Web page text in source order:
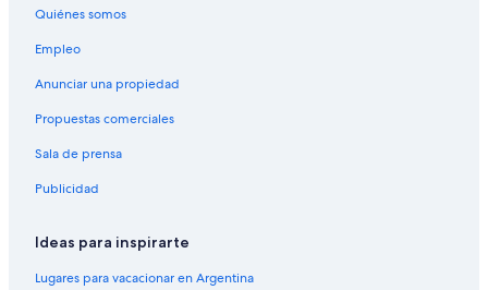
Quiénes somos
Empleo
Anunciar una propiedad
Propuestas comerciales
Sala de prensa
Publicidad
Ideas para inspirarte
Lugares para vacacionar en Argentina